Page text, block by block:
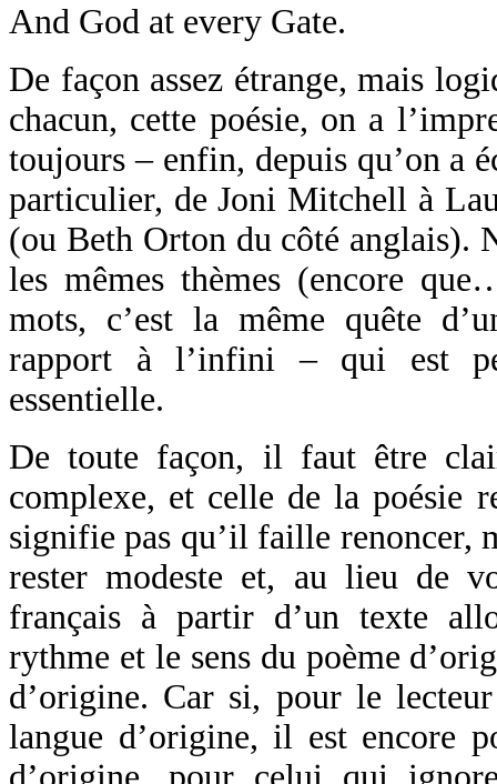
And God at every Gate.
De façon assez étrange, mais
chacun, cette poésie, on a
toujours – enfin, depuis qu’on a
particulier, de Joni Mitchell à
(ou Beth Orton du côté anglais).
les mêmes thèmes (encore
mots, c’est la même quête
rapport à l’infini – qui est
essentielle.
De toute façon, il faut être
complexe, et celle de la poésie
signifie pas qu’il faille renoncer,
rester modeste et, au lieu de
français à partir d’un texte
rythme et le sens du poème
d’origine. Car si, pour le
langue d’origine, il est encore